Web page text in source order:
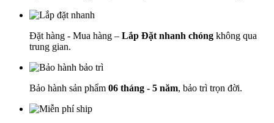
Đặt hàng - Mua hàng – Lắp Đặt nhanh chóng không qua
trung gian.
Bảo hành sản phẩm 06 tháng - 5 năm, bảo trì trọn đời.